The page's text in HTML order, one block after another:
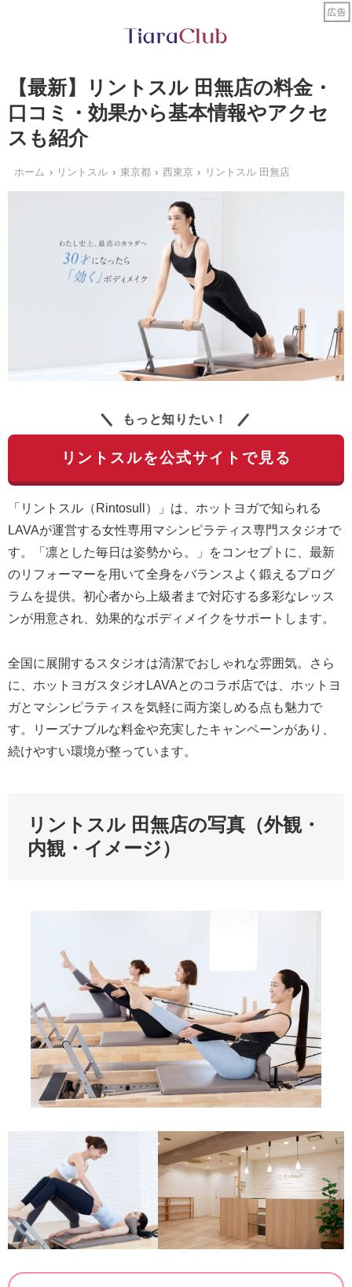
【最新】リントスル 田無店の料金・
口コミ・効果から基本情報やアクセ
スも紹介
ホーム リントスル 東京都 西東京 リントスル 田無店
もっと知りたい！
リントスルを公式サイトで見る
「リントスル（Rintosull）」は、ホットヨガで知られる
LAVAが運営する女性専用マシンピラティス専門スタジオで
す。「凛とした毎日は姿勢から。」をコンセプトに、最新
のリフォーマーを用いて全身をバランスよく鍛えるプログ
ラムを提供。初心者から上級者まで対応する多彩なレッス
ンが用意され、効果的なボディメイクをサポートします。
全国に展開するスタジオは清潔でおしゃれな雰囲気。さら
に、ホットヨガスタジオLAVAとのコラボ店では、ホットヨ
ガとマシンピラティスを気軽に両方楽しめる点も魅力で
す。リーズナブルな料金や充実したキャンペーンがあり、
続けやすい環境が整っています。
リントスル 田無店の写真（外観・
内観・イメージ）